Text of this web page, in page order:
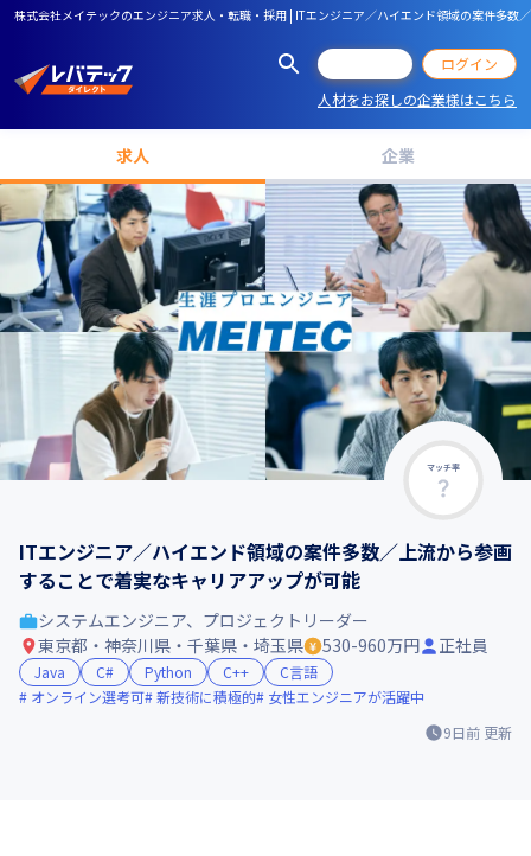
株式会社メイテックのエンジニア求人・転職・採用 | ITエンジニア／ハイエンド領域の案件多数
ログイン
人材をお探しの企業様はこちら
求人 企業
マッチ率
ITエンジニア／ハイエンド領域の案件多数／上流から参画
することで着実なキャリアアップが可能
9日前 更新
システムエンジニア、プロジェクトリーダー
東京都・神奈川県・千葉県・埼玉県
530-960万円 正社員
Java C# Python C++
C言語
オンライン選考可 新技術に積極的 女性エンジニアが活躍中